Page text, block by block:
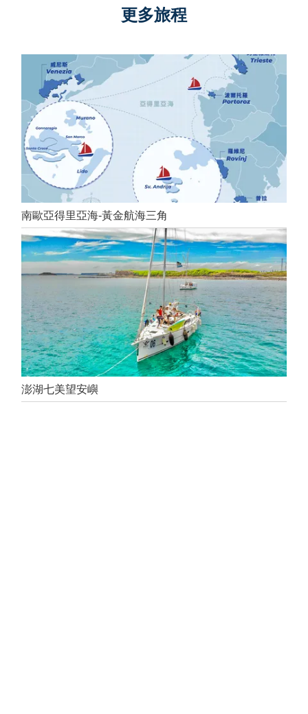
更多旅程
南歐亞得里亞海-黃金航海三角
澎湖七美望安嶼